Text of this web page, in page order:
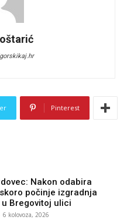
Pinterest
Nakon odabira
počinje izgradnja
Bregovitoj ulici
6 kolovoza, 2026